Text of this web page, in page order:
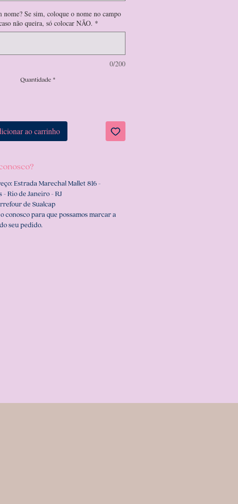
nome? Se sim, coloque o nome no campo
não queira, só colocar NÃO. *
0/200
Quantidade *
ao carrinho
Estrada Marechal Mallet 816 -
- Rio de Janeiro - RJ
de Sualcap
conosco para que possamos marcar a
seu pedido.